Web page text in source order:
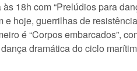
18h com “Prelúdios para
hoje, guerrilhas de
é “Corpos embarcados”,
dramática do ciclo